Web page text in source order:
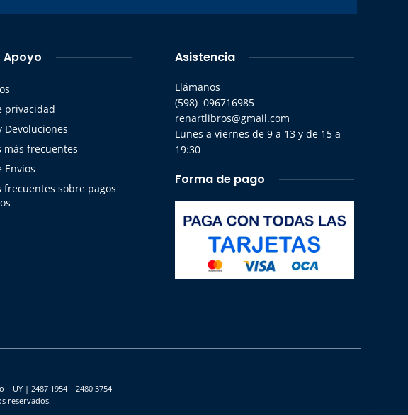
Apoyo
privacidad
Devoluciones
más frecuentes
Envios
frecuentes sobre pagos
Asistencia
Llámanos
(598) 096716985
renartlibros@gmail.com
Lunes a viernes de 9 a 13 y de 15 a
19:30
Forma de pago
UY | 2487 1954 – 2480 3754
reservados.